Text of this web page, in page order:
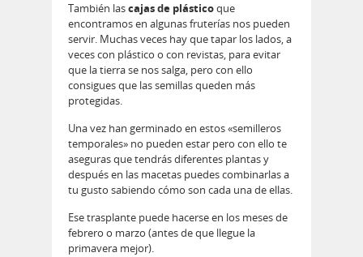
También lascajas de plásticoque
encontramos en algunas fruterías nos pueden
servir. Muchas veces hay que tapar los lados, a
veces con plástico o con revistas, para evitar
que la tierra se nos salga, pero con ello
consigues que las semillas queden más
protegidas.
Una vez han germinado en estos «semilleros
temporales» no pueden estar pero con ello te
aseguras que tendrás diferentes plantas y
después en las macetas puedes combinarlas a
tu gusto sabiendo cómo son cada una de ellas.
Ese trasplante puede hacerse en los meses de
febrero o marzo (antes de que llegue la
primavera mejor).